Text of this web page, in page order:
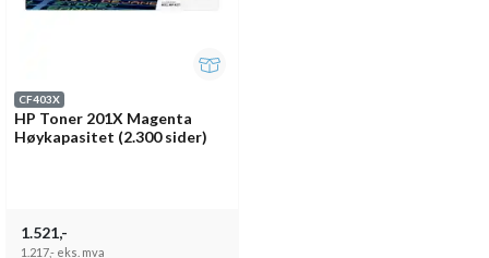
CF403X
HP Toner 201X Magenta
Høykapasitet (2.300 sider)
1.521,-
1.217,- eks. mva